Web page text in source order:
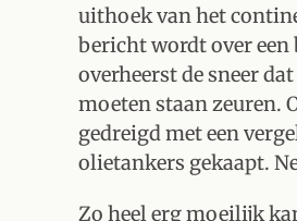
uithoek van het
bericht wordt over een
overheerst de sneer
moeten staan zeuren.
gedreigd met een
olietankers gekaapt.
Zo heel erg moeilijk